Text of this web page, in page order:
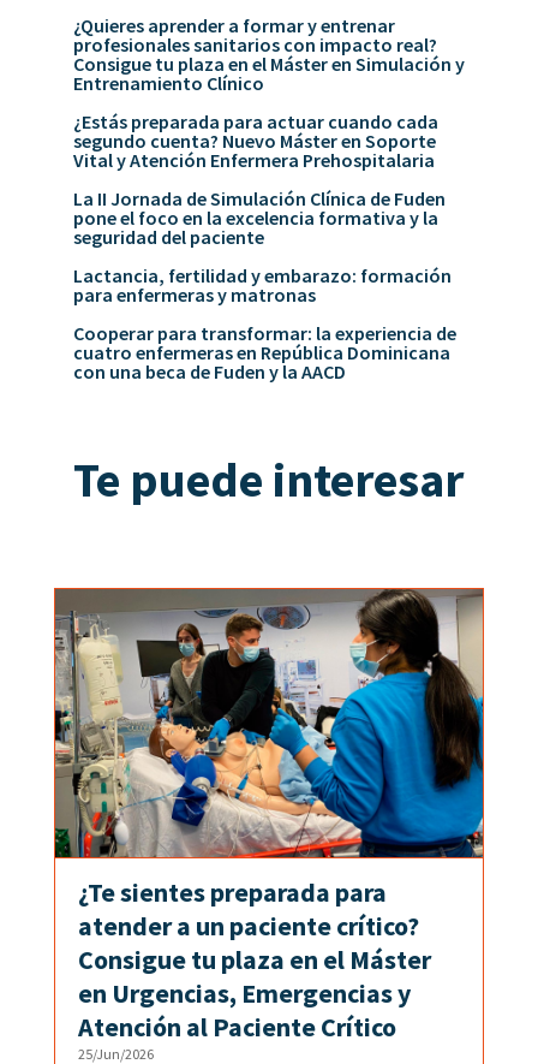
¿Quieres aprender a formar y entrenar
profesionales sanitarios con impacto real?
Consigue tu plaza en el Máster en Simulación y
Entrenamiento Clínico
¿Estás preparada para actuar cuando cada
segundo cuenta? Nuevo Máster en Soporte
Vital y Atención Enfermera Prehospitalaria
La II Jornada de Simulación Clínica de Fuden
pone el foco en la excelencia formativa y la
seguridad del paciente
Lactancia, fertilidad y embarazo: formación
para enfermeras y matronas
Cooperar para transformar: la experiencia de
cuatro enfermeras en República Dominicana
con una beca de Fuden y la AACD
Te puede interesar
¿Te sientes preparada para
atender a un paciente crítico?
Consigue tu plaza en el Máster
en Urgencias, Emergencias y
Atención al Paciente Crítico
25/Jun/2026